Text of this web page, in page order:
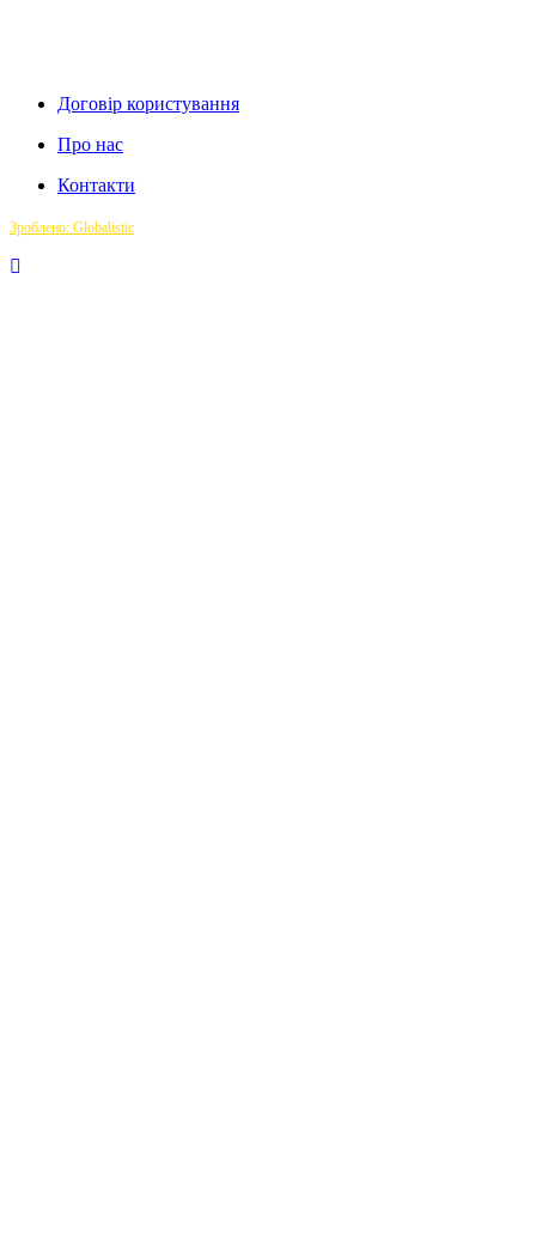
Договір користування
Про нас
Контакти
Зроблено: Globalistic